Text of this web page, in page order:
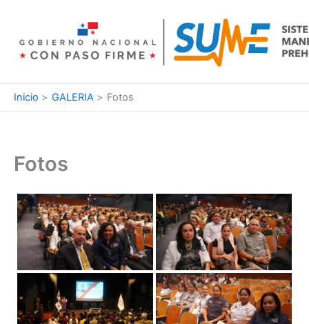
contenido
Inicio GALERIA Fotos
Fotos